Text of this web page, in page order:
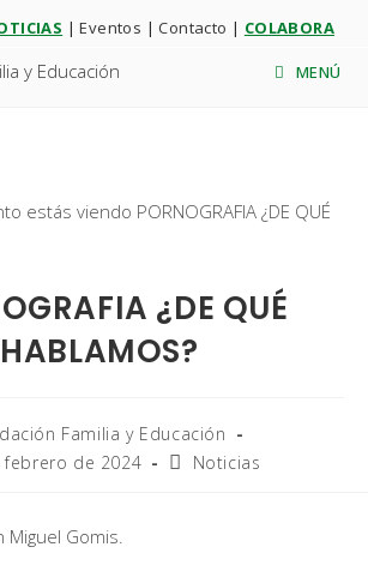
|Eventos |Contacto | COLABORA
MENÚ
¿DE QUÉ
HABLAMOS?
Familia y Educación
febrero de 2024
Noticias
Gomis.